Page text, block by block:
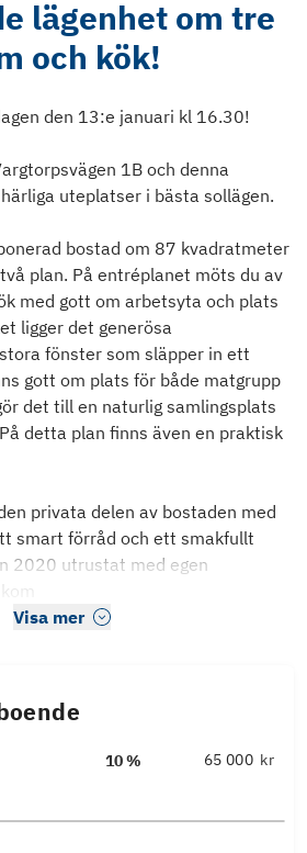
lägenhet om tre
och kök!
den 13:e januari kl 16.30!
1B och denna
uteplatser i bästa sollägen.
bostad om 87 kvadratmeter
plan. På entréplanet möts du av
med gott om arbetsyta och plats
ligger det generösa
fönster som släpper in ett
gott om plats för både matgrupp
det till en naturlig samlingsplats
detta plan finns även en praktisk
privata delen av bostaden med
smart förråd och ett smakfullt
2020 utrustat med egen
Visa mer
10 % kr